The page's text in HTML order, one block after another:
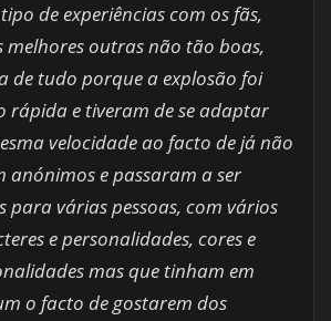
de experiências com os fãs,
melhores outras não tão boas,
de tudo porque a explosão foi
rápida e tiveram de se adaptar
velocidade ao facto de já não
anónimos e passaram a ser
para várias pessoas, com vários
e personalidades, cores e
mas que tinham em
o facto de gostarem dos